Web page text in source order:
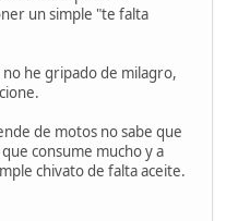
un simple "te falta
he gripado de milagro,
de motos no sabe que
consume mucho y a
chivato de falta aceite.